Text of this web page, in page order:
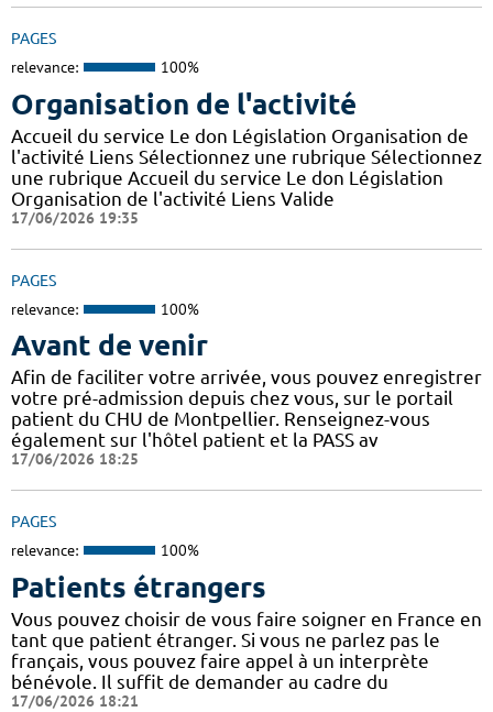
PAGES
relevance: 100%
Organisation de l'activité
Accueil du service Le don Législation Organisation de
l'activité Liens Sélectionnez une rubrique Sélectionnez
une rubrique Accueil du service Le don Législation
Organisation de l'activité Liens Valide
17/06/2026 19:35
PAGES
relevance: 100%
Avant de venir
Afin de faciliter votre arrivée, vous pouvez enregistrer
votre pré-admission depuis chez vous, sur le portail
patient du CHU de Montpellier. Renseignez-vous
également sur l'hôtel patient et la PASS av
17/06/2026 18:25
PAGES
relevance: 100%
Patients étrangers
Vous pouvez choisir de vous faire soigner en France en
tant que patient étranger. Si vous ne parlez pas le
français, vous pouvez faire appel à un interprète
bénévole. Il suffit de demander au cadre du
17/06/2026 18:21